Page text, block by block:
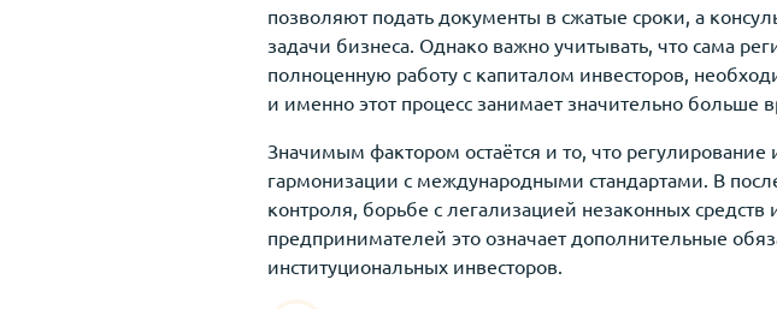
позволяют подать документы в сжатые сроки, а
задачи бизнеса. Однако важно учитывать, что сама
полноценную работу с капиталом инвесторов,
и именно этот процесс занимает значительно больше
Значимым фактором остаётся и то, что
гармонизации с международными стандартами. В
контроля, борьбе с легализацией незаконных
предпринимателей это означает дополнительные
институциональных инвесторов.